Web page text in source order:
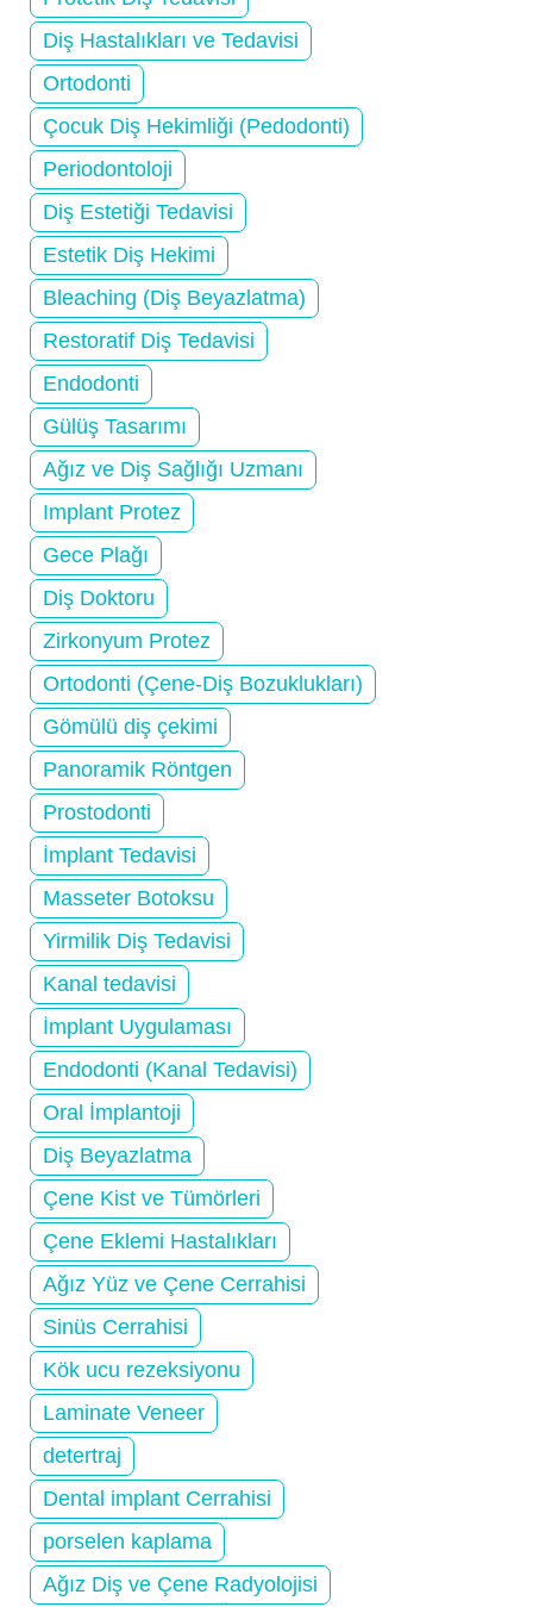
Diş Hastalıkları ve Tedavisi
Ortodonti
Çocuk Diş Hekimliği (Pedodonti)
Periodontoloji
Diş Estetiği Tedavisi
Estetik Diş Hekimi
Bleaching (Diş Beyazlatma)
Restoratif Diş Tedavisi
Endodonti
Gülüş Tasarımı
Ağız ve Diş Sağlığı Uzmanı
Implant Protez
Gece Plağı
Diş Doktoru
Zirkonyum Protez
Ortodonti (Çene-Diş Bozuklukları)
Gömülü diş çekimi
Panoramik Röntgen
Prostodonti
İmplant Tedavisi
Masseter Botoksu
Yirmilik Diş Tedavisi
Kanal tedavisi
İmplant Uygulaması
Endodonti (Kanal Tedavisi)
Oral İmplantoji
Diş Beyazlatma
Çene Kist ve Tümörleri
Çene Eklemi Hastalıkları
Ağız Yüz ve Çene Cerrahisi
Sinüs Cerrahisi
Kök ucu rezeksiyonu
Laminate Veneer
detertraj
Dental implant Cerrahisi
porselen kaplama
Ağız Diş ve Çene Radyolojisi